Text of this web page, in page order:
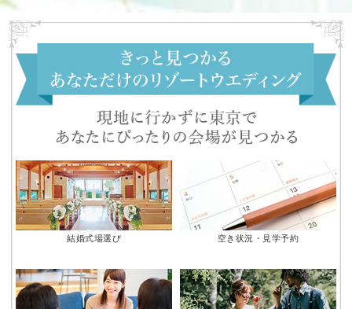
結婚式場選び 空き状況・見学予約